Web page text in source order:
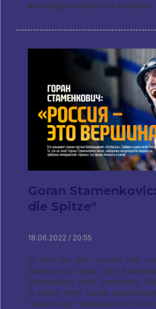
dreimaliger Meister von
Goran
die Spitze"
18.06.2022 / 20:55
Er wird als der coolste Fan
Sibirien und sogar ganz
Stamenkovic nicht persönlich,
in einem Helm wurde
Tribünen der Kemerowoer